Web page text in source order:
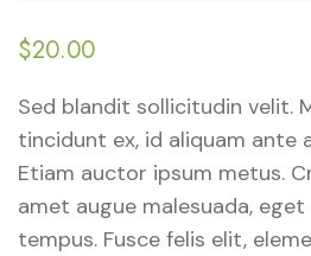
$20.00
Sed blandit sollicitudin velit.
tincidunt ex, id aliquam ante
Etiam auctor ipsum metus.
amet augue malesuada,
tempus. Fusce felis elit,